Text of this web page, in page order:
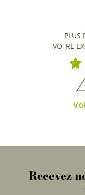
PLUS
VOTRE
Recevez